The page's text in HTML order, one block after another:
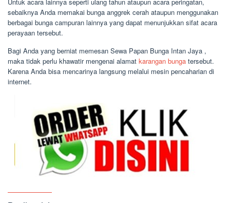
Untuk acara lainnya seperti ulang tahun ataupun acara peringatan,
sebaiknya Anda memakai bunga anggrek cerah ataupun menggunakan
berbagai bunga campuran lainnya yang dapat menunjukkan sifat acara
perayaan tersebut.
Bagi Anda yang berniat memesan Sewa Papan Bunga Intan Jaya ,
maka tidak perlu khawatir mengenai alamat karangan bunga tersebut.
Karena Anda bisa mencarinya langsung melalui mesin pencaharian di
internet.